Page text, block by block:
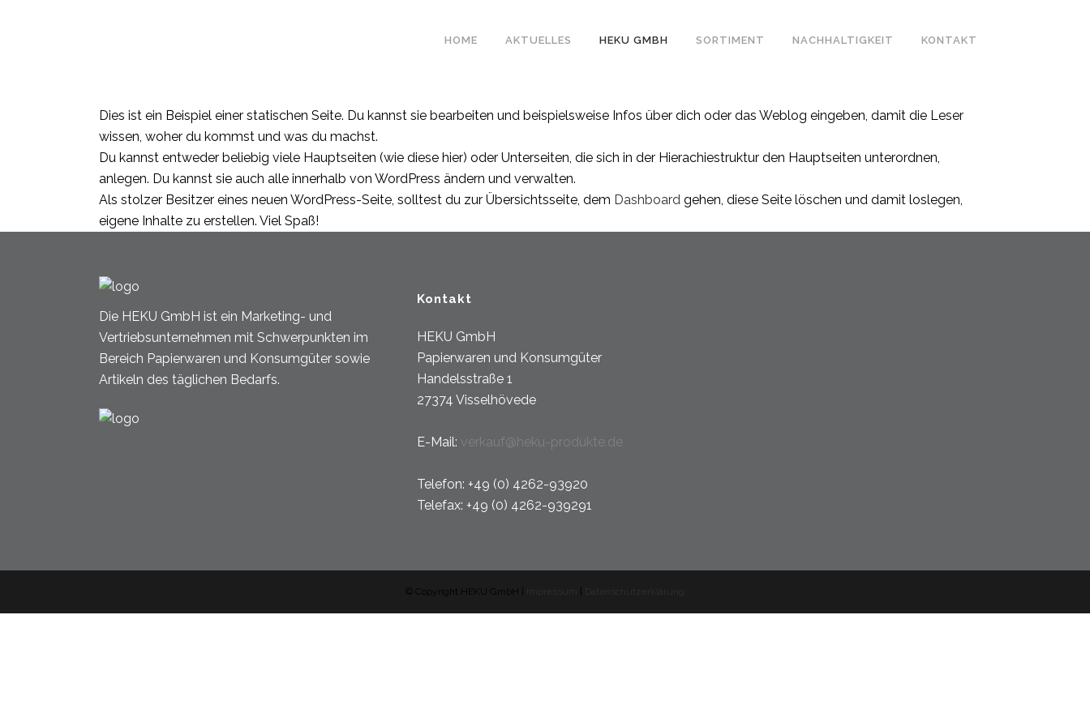
HOME AKTUELLES HEKU GMBH SORTIMENT NACHHALTIGKEIT KONTAKT
Dies ist ein Beispiel einer statischen Seite. Du kannst sie bearbeiten und beispielsweise Infos über dich oder das Weblog eingeben, damit die Leser
wissen, woher du kommst und was du machst.
Du kannst entweder beliebig viele Hauptseiten (wie diese hier) oder Unterseiten, die sich in der Hierachiestruktur den Hauptseiten unterordnen,
anlegen. Du kannst sie auch alle innerhalb von WordPress ändern und verwalten.
Als stolzer Besitzer eines neuen WordPress-Seite, solltest du zur Übersichtsseite, dem Dashboard gehen, diese Seite löschen und damit loslegen,
eigene Inhalte zu erstellen. Viel Spaß!
Die HEKU GmbH ist ein Marketing- und
Vertriebsunternehmen mit Schwerpunkten im
Bereich Papierwaren und Konsumgüter sowie
Artikeln des täglichen Bedarfs.
Kontakt
HEKU GmbH
Papierwaren und Konsumgüter
Handelsstraße 1
27374 Visselhövede
E-Mail: verkauf@heku-produkte.de
Telefon: +49 (0) 4262-93920
Telefax: +49 (0) 4262-939291
© Copyright HEKU GmbH